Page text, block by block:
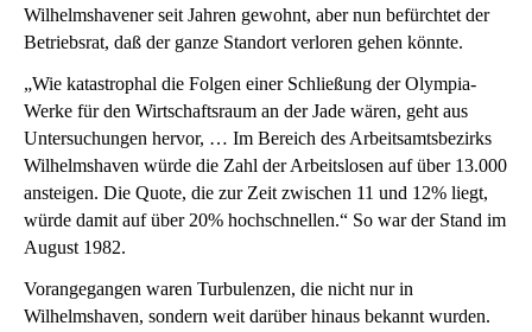
Wilhelmshavener seit Jahren gewohnt, aber nun befürchtet der
Betriebsrat, daß der ganze Standort verloren gehen könnte.
„Wie katastrophal die Folgen einer Schließung der Olympia-
Werke für den Wirtschaftsraum an der Jade wären, geht aus
Untersuchungen hervor, … Im Bereich des Arbeitsamtsbezirks
Wilhelmshaven würde die Zahl der Arbeitslosen auf über 13.000
ansteigen. Die Quote, die zur Zeit zwischen 11 und 12% liegt,
würde damit auf über 20% hochschnellen.“ So war der Stand im
August 1982.
Vorangegangen waren Turbulenzen, die nicht nur in
Wilhelmshaven, sondern weit darüber hinaus bekannt wurden.